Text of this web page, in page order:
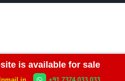
is available for sale
+91 7374 033 033